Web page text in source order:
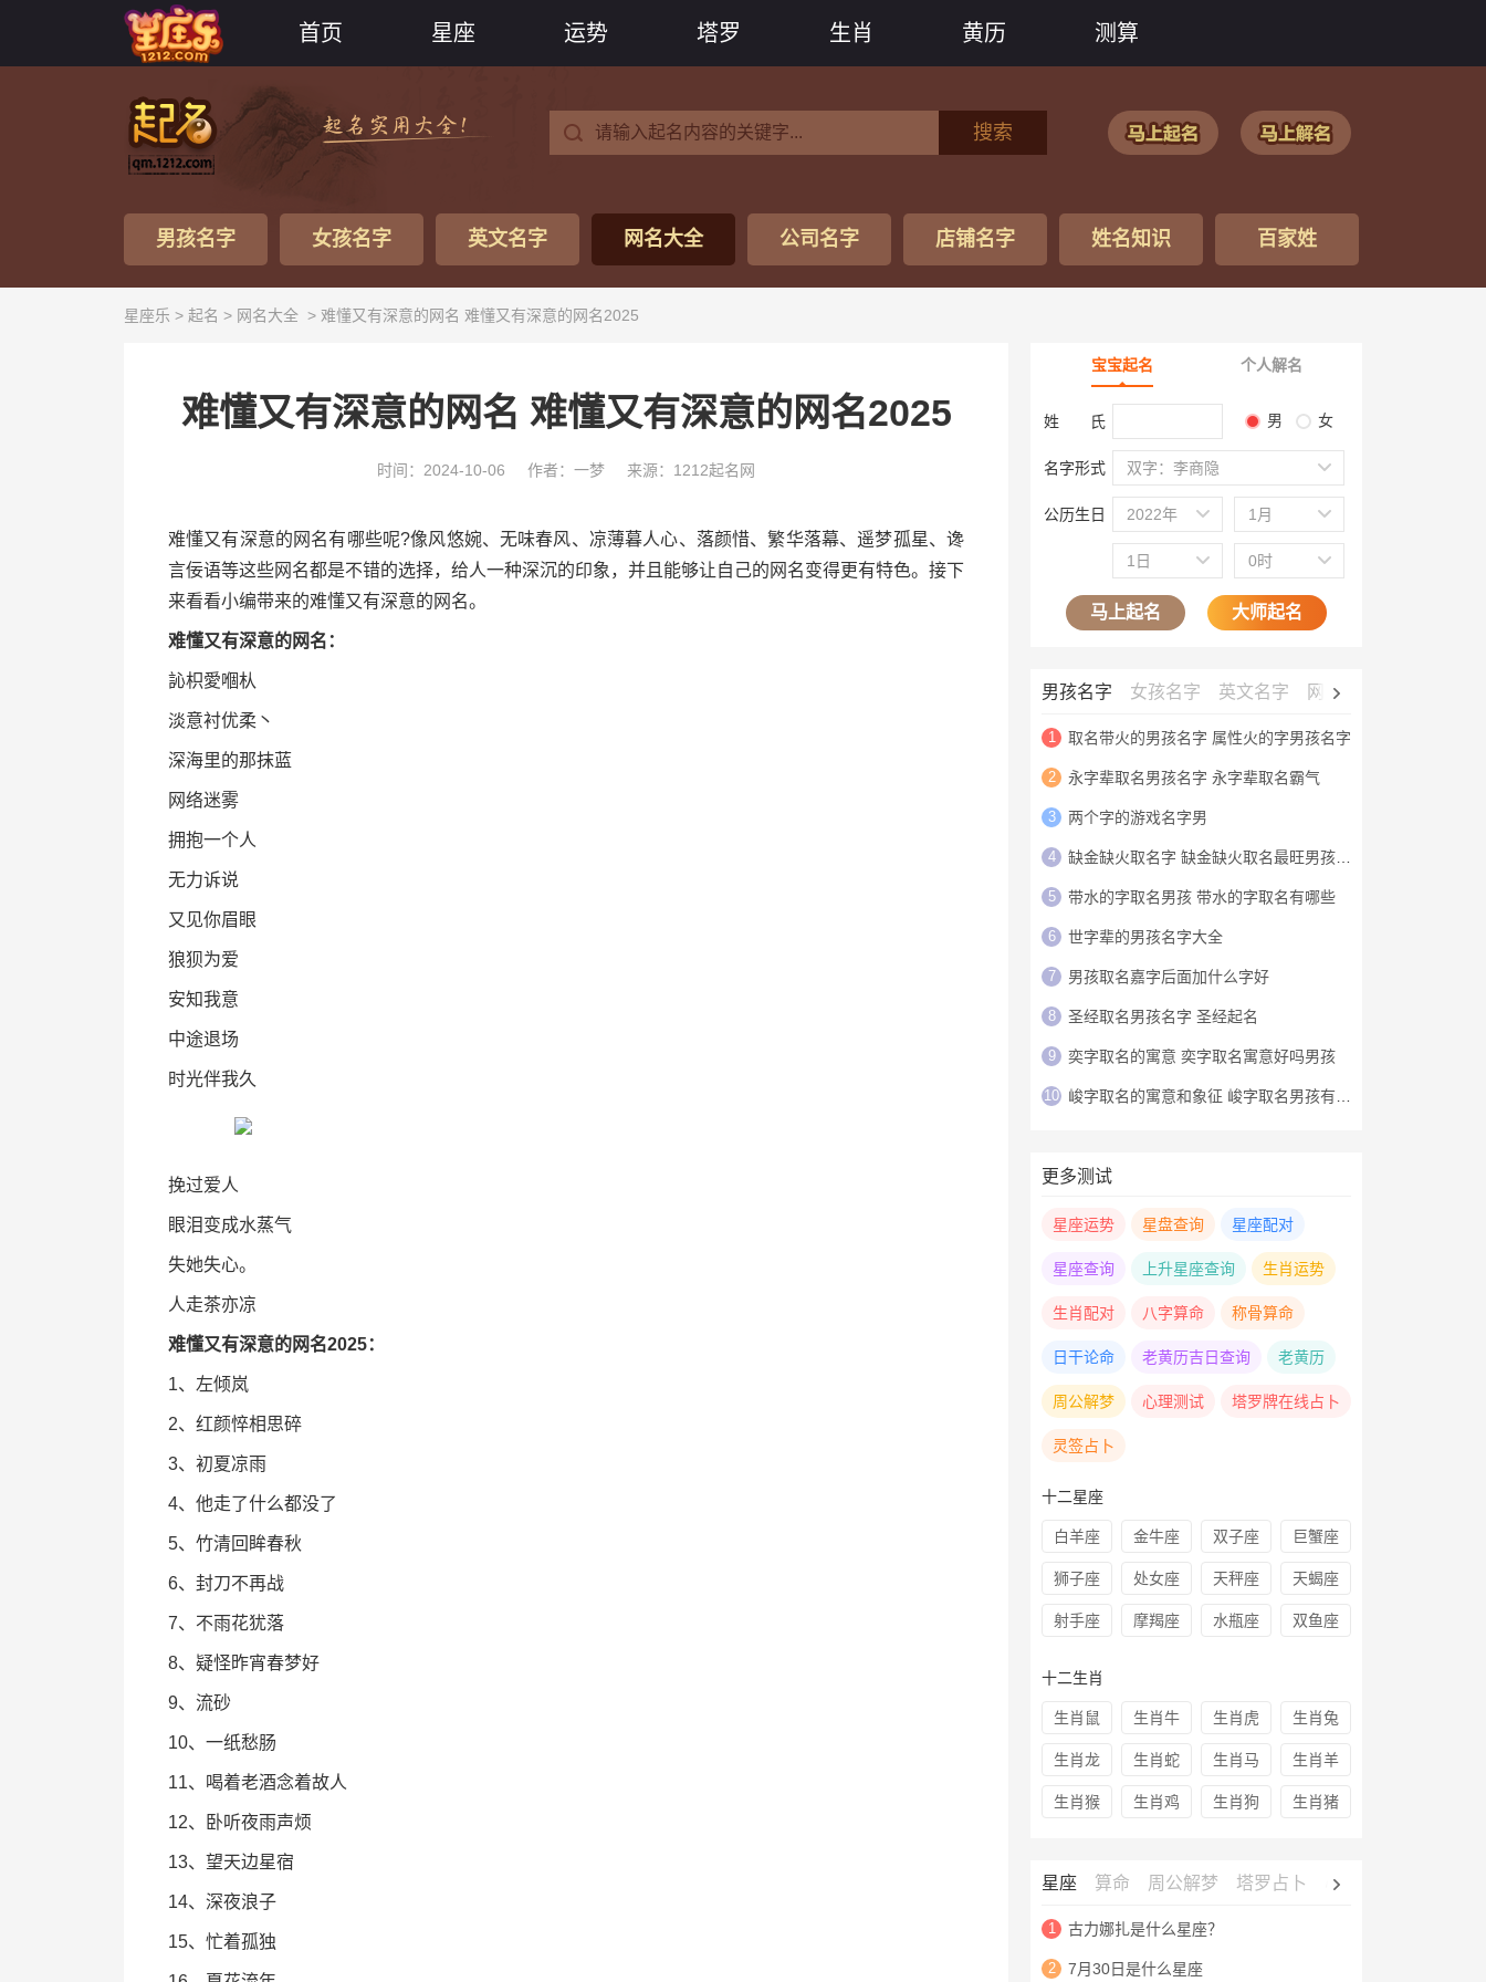
首页 星座 运势 塔罗 生肖 黄历 测算
搜索
男孩名字 女孩名字 英文名字 网名大全 公司名字 店铺名字 姓名知识 百家姓
星座乐 > 起名 > 网名大全 > 难懂又有深意的网名 难懂又有深意的网名2025
难懂又有深意的网名 难懂又有深意的网名2025
时间：2024-10-06 作者：一梦 来源：1212起名网
难懂又有深意的网名有哪些呢?像风悠婉、无味春风、凉薄暮人心、落颜惜、繁华落幕、遥梦孤星、谗
言佞语等这些网名都是不错的选择，给人一种深沉的印象，并且能够让自己的网名变得更有特色。接下
来看看小编带来的难懂又有深意的网名。
难懂又有深意的网名：
訫枳愛嗰朲
淡意衬优柔丶
深海里的那抹蓝
网络迷雾
拥抱一个人
无力诉说
又见你眉眼
狼狈为爱
安知我意
中途退场
时光伴我久
挽过爱人
眼泪变成水蒸气
失她失心。
人走茶亦凉
难懂又有深意的网名2025：
1、左倾岚
2、红颜悴相思碎
3、初夏凉雨
4、他走了什么都没了
5、竹清回眸春秋
6、封刀不再战
7、不雨花犹落
8、疑怪昨宵春梦好
9、流砂
10、一纸愁肠
11、喝着老酒念着故人
12、卧听夜雨声烦
13、望天边星宿
14、深夜浪子
15、忙着孤独
宝宝起名 个人解名
姓 氏 男 女
名字形式 双字：李商隐
公历生日 2022年 1月
1日 0时
马上起名 大师起名
男孩名字 女孩名字 英文名字 网名大全
1 取名带火的男孩名字 属性火的字男孩名字
2 永字辈取名男孩名字 永字辈取名霸气
3 两个字的游戏名字男
4 缺金缺火取名字 缺金缺火取名最旺男孩名字
5 带水的字取名男孩 带水的字取名有哪些
6 世字辈的男孩名字大全
7 男孩取名嘉字后面加什么字好
8 圣经取名男孩名字 圣经起名
9 奕字取名的寓意 奕字取名寓意好吗男孩
10 峻字取名的寓意和象征 峻字取名男孩有寓意
更多测试
星座运势 星盘查询 星座配对
星座查询 上升星座查询 生肖运势
生肖配对 八字算命 称骨算命
日干论命 老黄历吉日查询 老黄历
周公解梦 心理测试 塔罗牌在线占卜
灵签占卜
十二星座
白羊座 金牛座 双子座 巨蟹座
狮子座 处女座 天秤座 天蝎座
射手座 摩羯座 水瓶座 双鱼座
十二生肖
生肖鼠 生肖牛 生肖虎 生肖兔
生肖龙 生肖蛇 生肖马 生肖羊
生肖猴 生肖鸡 生肖狗 生肖猪
星座 算命 周公解梦 塔罗占卜 心理测试
1 古力娜扎是什么星座？
2 7月30日是什么星座